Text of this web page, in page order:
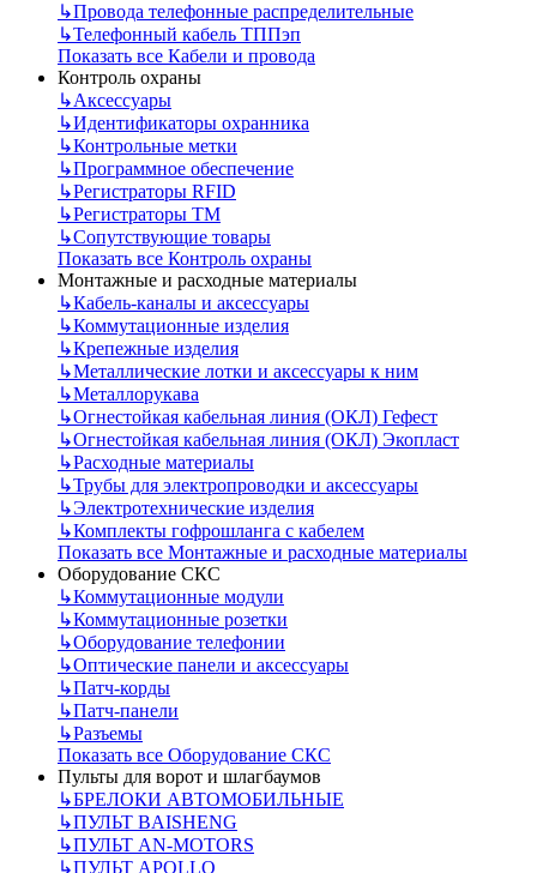
↳Провода телефонные распределительные
↳Телефонный кабель ТППэп
Показать все Кабели и провода
Контроль охраны
↳Аксессуары
↳Идентификаторы охранника
↳Контрольные метки
↳Программное обеспечение
↳Регистраторы RFID
↳Регистраторы ТМ
↳Сопутствующие товары
Показать все Контроль охраны
Монтажные и расходные материалы
↳Кабель-каналы и аксессуары
↳Коммутационные изделия
↳Крепежные изделия
↳Металлические лотки и аксессуары к ним
↳Металлорукава
↳Огнестойкая кабельная линия (ОКЛ) Гефест
↳Огнестойкая кабельная линия (ОКЛ) Экопласт
↳Расходные материалы
↳Трубы для электропроводки и аксессуары
↳Электротехнические изделия
↳Комплекты гофрошланга с кабелем
Показать все Монтажные и расходные материалы
Оборудование СКС
↳Коммутационные модули
↳Коммутационные розетки
↳Оборудование телефонии
↳Оптические панели и аксессуары
↳Патч-корды
↳Патч-панели
↳Разъемы
Показать все Оборудование СКС
Пульты для ворот и шлагбаумов
↳БРЕЛОКИ АВТОМОБИЛЬНЫЕ
↳ПУЛЬТ BAISHENG
↳ПУЛЬТ AN-MOTORS
↳ПУЛЬТ APOLLO